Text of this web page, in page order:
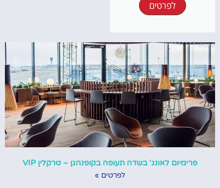
לפרטים
פרימיום לאונג' בשדה תעופה בקופנהגן – טרקלין VIP
לפרטים »